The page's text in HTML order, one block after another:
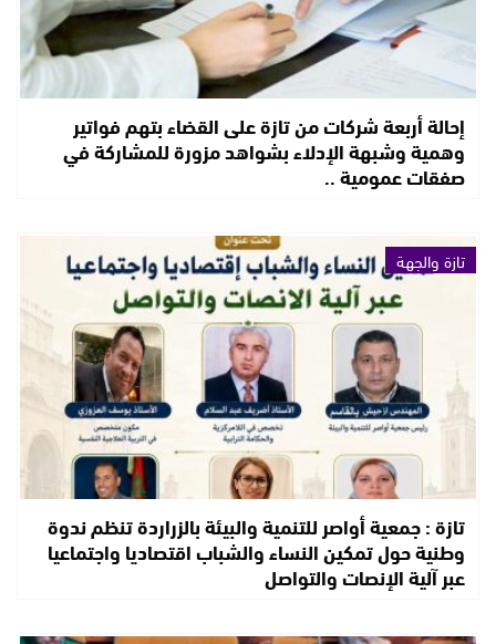
إحالة أربعة شركات من تازة على القضاء بتهم فواتير
وهمية وشبهة الإدلاء بشواهد مزورة للمشاركة في
صفقات عمومية ..
تازة والجهة
تازة : جمعية أواصر للتنمية والبيئة بالزراردة تنظم ندوة
وطنية حول تمكين النساء والشباب اقتصاديا واجتماعيا
عبر آلية الإنصات والتواصل